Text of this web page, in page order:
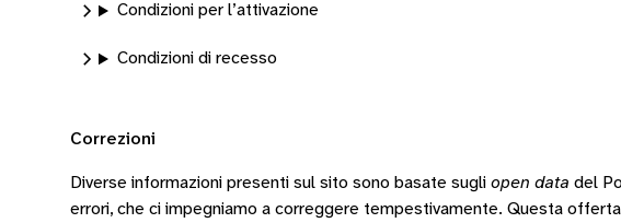
Condizioni per l’attivazione
Condizioni di recesso
Correzioni
Diverse informazioni presenti sul sito sono basate sugli open data del
errori, che ci impegniamo a correggere tempestivamente. Questa